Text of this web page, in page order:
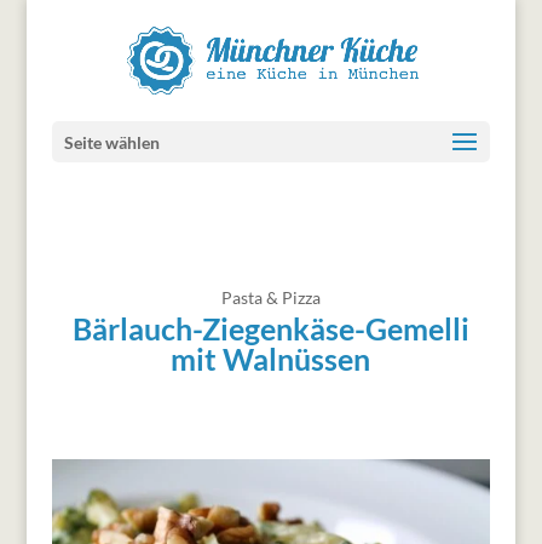
Seite wählen
Pasta & Pizza
Bärlauch-Ziegenkäse-Gemelli
mit Walnüssen